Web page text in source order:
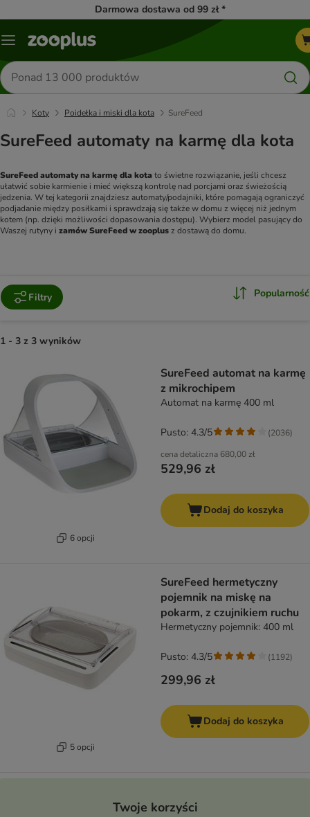
Darmowa dostawa od 99 zł *
Menu
Szukaj
produktów
Koty Poidełka i miski dla kota SureFeed
SureFeed automaty na karmę dla kota
SureFeed automaty na karmę dla kota to świetne rozwiązanie, jeśli chcesz
ułatwić sobie karmienie i mieć większą kontrolę nad porcjami oraz świeżością
jedzenia. W tej kategorii znajdziesz automaty/podajniki, które pomagają ograniczyć
podjadanie między posiłkami i sprawdzają się także w domu z więcej niż jednym
kotem (np. dzięki możliwości dopasowania dostępu). Wybierz model pasujący do
Waszej rutyny i zamów SureFeed w zooplus z dostawą do domu.
Filtry Popularność
1 - 3 z 3 wyników
6 opcji
SureFeed automat na karmę
z mikrochipem
Automat na karmę 400 ml
cena detaliczna 680,00 zł
529,96 zł
Pusto: 4.3/5 (2036)
Dodaj do koszyka
5 opcji
SureFeed hermetyczny
pojemnik na miskę na
pokarm, z czujnikiem ruchu
Hermetyczny pojemnik: 400 ml
299,96 zł
Pusto: 4.3/5 (1192)
Dodaj do koszyka
Twoje korzyści